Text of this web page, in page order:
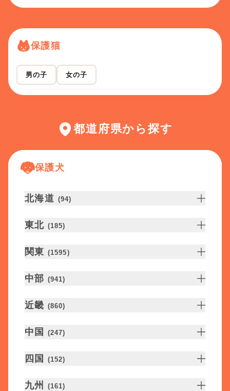
保護猫
男の子 女の子
都道府県から探す
保護犬
北海道 (94)
東北 (185)
関東 (1595)
中部 (941)
近畿 (860)
中国 (247)
四国 (152)
九州 (161)